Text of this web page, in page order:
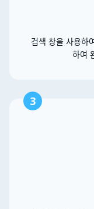
검색 창을 사용하
하여
3